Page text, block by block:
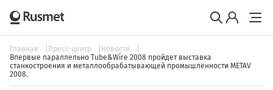
Главная Пресс-центр
Новости
Впервые параллельно Tube&Wire 2008 пройдет выставка
станкостроения и металлообрабатывающей промышленности METAV
2008.